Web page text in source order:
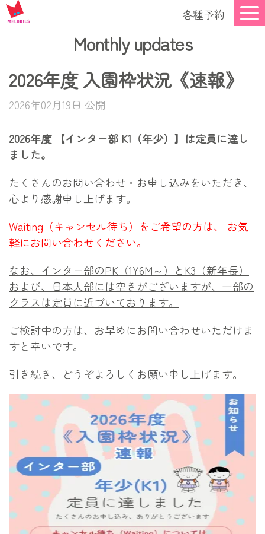
Monthly updates
2026年度 入園枠状況《速報》
2026年02月19日 公開
2026年度 【インター部 K1（年少）】は定員に達し
ました。
たくさんのお問い合わせ・お申し込みをいただき、
心より感謝申し上げます。
Waiting（キャンセル待ち）をご希望の方は、 お気
軽にお問い合わせください。
なお、インター部のPK（1Y6M～）とK3（新年長）
および、日本人部には空きがございますが、一部の
クラスは定員に近づいております。
ご検討中の方は、お早めにお問い合わせいただけま
すと幸いです。
引き続き、どうぞよろしくお願い申し上げます。
各種予約